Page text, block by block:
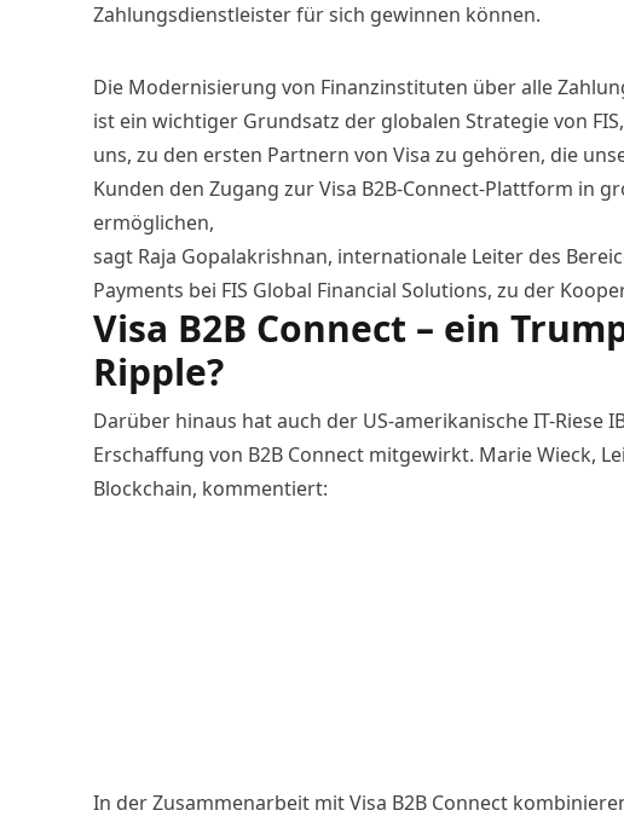
Zahlungsdienstleister für sich gewinnen können.
Die Modernisierung von Finanzinstituten über alle
ist ein wichtiger Grundsatz der globalen Strategie von
uns, zu den ersten Partnern von Visa zu gehören, die
Kunden den Zugang zur Visa B2B-Connect-Plattform in
ermöglichen,
sagt Raja Gopalakrishnan, internationale Leiter des
Payments bei FIS Global Financial Solutions, zu der
Visa B2B Connect – ein
Ripple?
Darüber hinaus hat auch der US-amerikanische IT-Riese
Erschaffung von B2B Connect mitgewirkt. Marie Wieck,
Blockchain, kommentiert:
In der Zusammenarbeit mit Visa B2B Connect